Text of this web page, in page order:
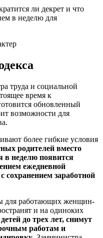
труда и социальной
время к
обновленный
возможности для
более гибкие условия
родителей вместо
в неделю появится
ежедневной
сохранением заработной
для работающих женщин-
и на одиноких
до трех лет, снимут
работам и